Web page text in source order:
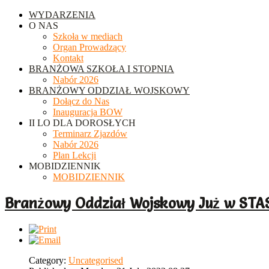
WYDARZENIA
O NAS
Szkoła w mediach
Organ Prowadzący
Kontakt
BRANŻOWA SZKOŁA I STOPNIA
Nabór 2026
BRANŻOWY ODDZIAŁ WOJSKOWY
Dołącz do Nas
Inauguracja BOW
II LO DLA DOROSŁYCH
Terminarz Zjazdów
Nabór 2026
Plan Lekcji
MOBIDZIENNIK
MOBIDZIENNIK
Branżowy Oddział Wojskowy Już w
Category: Uncategorised